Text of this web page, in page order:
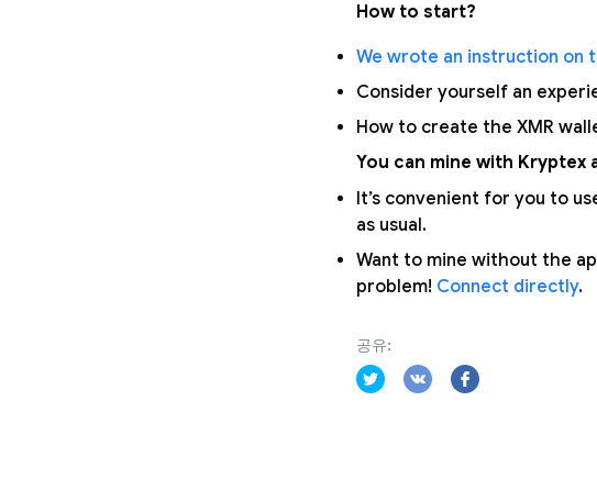
How to start?
We wrote an instruction on
Consider yourself an
How to create the XMR
You can mine with Kryptex
It’s convenient for you to
as usual.
Want to mine without the
problem! Connect directly.
공유: